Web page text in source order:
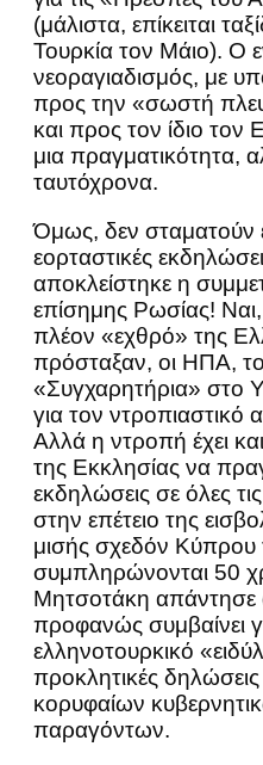
(μάλιστα, επίκειται
Τουρκία τον Μάιο). Ο
νεοραγιαδισμός, με
προς την «σωστή
και προς τον ίδιο
μια πραγματικότητα,
ταυτόχρονα.
Όμως, δεν σταματούν
εορταστικές
αποκλείστηκε η
επίσημης Ρωσίας!
πλέον «εχθρό» της
πρόσταξαν, οι ΗΠΑ,
«Συγχαρητήρια» στο
για τον
Αλλά η ντροπή έχει
της Εκκλησίας να
εκδηλώσεις σε όλες
στην επέτειο της
μισής σχεδόν Κύπρου
συμπληρώνονται 50
Μητσοτάκη απάντησε
προφανώς συμβαίνει
ελληνοτουρκικό
προκλητικές
κορυφαίων
παραγόντων.